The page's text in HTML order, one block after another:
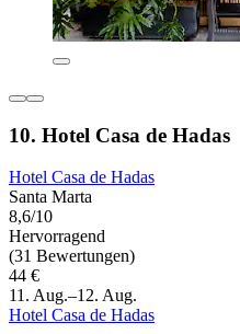
10. Hotel Casa de Hadas
Hotel Casa de Hadas
Santa Marta
8,6/10
Hervorragend
(31 Bewertungen)
44 €
11. Aug.–12. Aug.
Hotel Casa de Hadas